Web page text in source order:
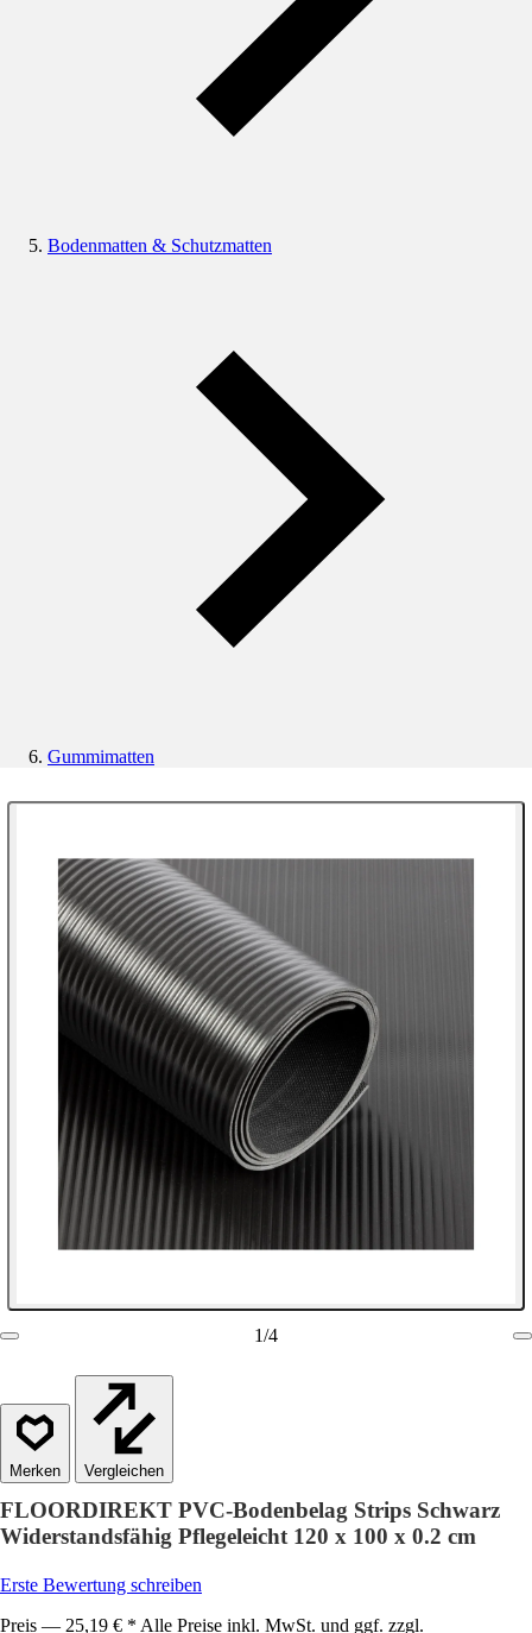
Bodenmatten & Schutzmatten
Gummimatten
1/4
Vergleichen
FLOORDIREKT PVC-Bodenbelag Strips Schwarz
Widerstandsfähig Pflegeleicht 120 x 100 x 0.2 cm
Erste Bewertung schreiben
Preis — 25,19 € * Alle Preise inkl. MwSt. und ggf. zzgl.